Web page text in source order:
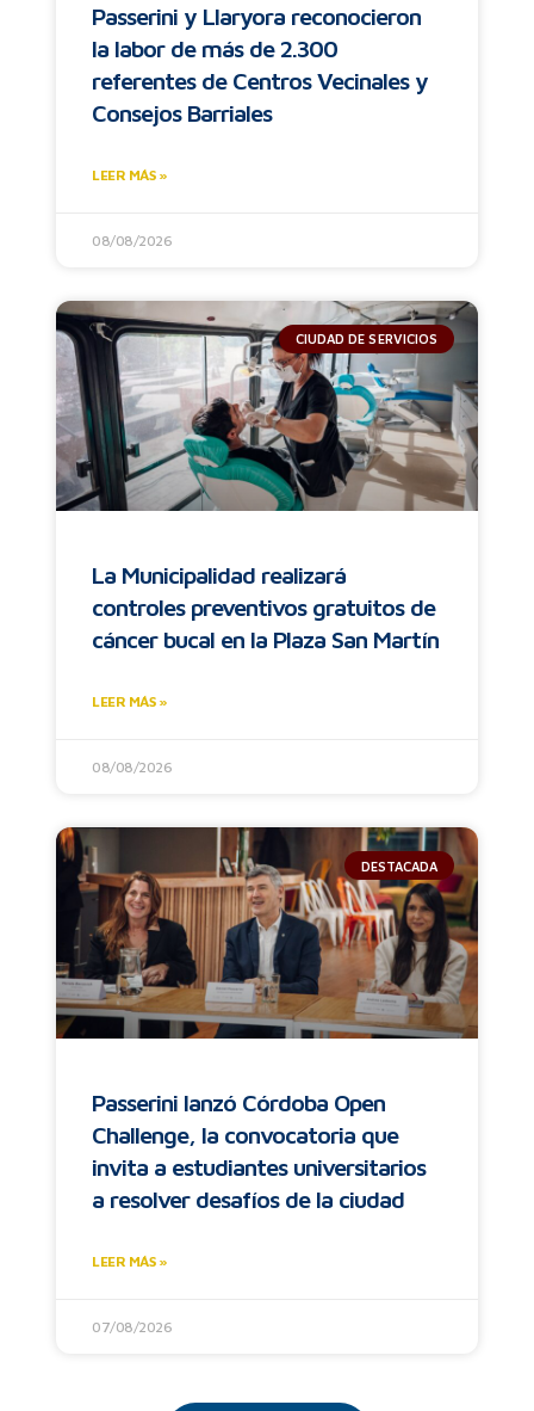
Passerini y Llaryora reconocieron
la labor de más de 2.300
referentes de Centros Vecinales y
Consejos Barriales
LEER MÁS »
08/08/2026
CIUDAD DE SERVICIOS
La Municipalidad realizará
controles preventivos gratuitos de
cáncer bucal en la Plaza San Martín
LEER MÁS »
08/08/2026
DESTACADA
Passerini lanzó Córdoba Open
Challenge, la convocatoria que
invita a estudiantes universitarios
a resolver desafíos de la ciudad
LEER MÁS »
07/08/2026